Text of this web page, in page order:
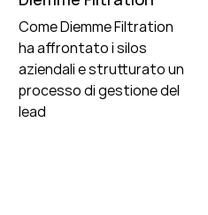
Come Diemme Filtration
ha affrontato i silos
aziendali e strutturato un
processo di gestione del
lead